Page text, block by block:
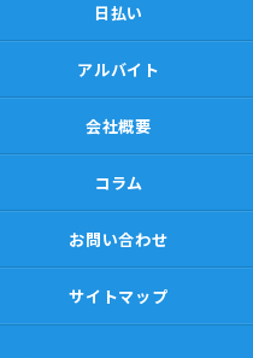
日払い
アルバイト
会社概要
コラム
お問い合わせ
サイトマップ